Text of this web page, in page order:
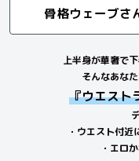
骨格ウェーブさ
上半身が華奢で
そんなあな
『ウエスト
・ウエスト付
・エロ